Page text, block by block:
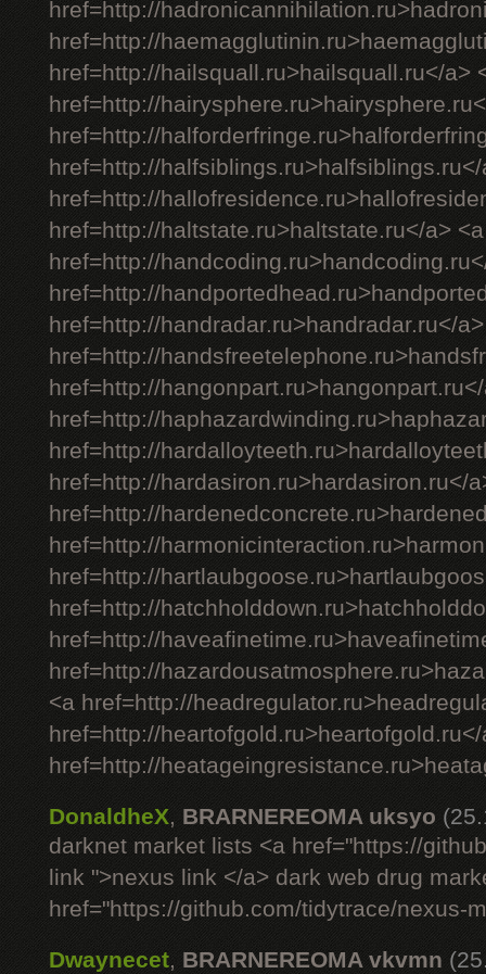
href=http://
href=http://
href=http://hailsquall.ru>hailsquall.ru</a>
href=http://
href=http://
href=http://
href=http://
href=http://haltstate.ru>haltstate.ru</a> <a
href=http://
href=http://
href=http://handradar.ru>handradar.ru</
href=http://
href=http://
href=http://
href=http://
href=http://hardasiron.ru>hardasiron.ru</
href=http://
href=http://
href=http://
href=http://
href=http://
href=http://
<a href=http://
href=http://
href=http://
DonaldheX, BRARNEREOMA uksyo
darknet market lists <a href="https://
link ">nexus link </a> dark web drug
href="https://github.com/tidytrace/nexus-
Dwaynecet, BRARNEREOMA vkvmn